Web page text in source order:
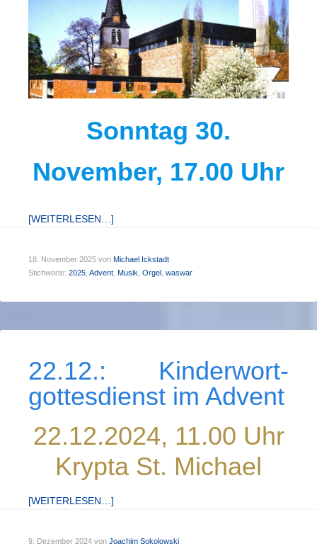
Sonntag 30.
November, 17.00 Uhr
[WEITERLESEN…]
18. November 2025 von Michael Ickstadt
Stichworte: 2025 Advent Musik Orgel waswar
22.12.: Kinder­wort­
gottes­dienst im Advent
22.12.2024, 11.00 Uhr
Krypta St. Michael
[WEITERLESEN…]
9. Dezember 2024 von Joachim Sokolowski